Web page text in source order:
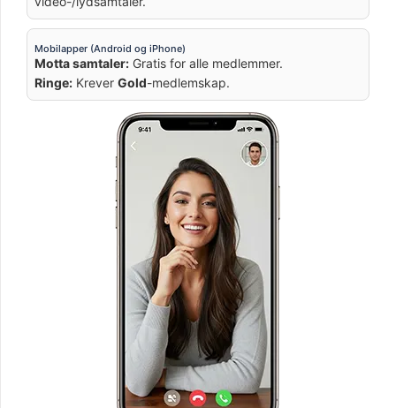
Mobilapper (Android og iPhone)
Motta samtaler: Gratis for alle medlemmer.
Ringe: Krever Gold-medlemskap.